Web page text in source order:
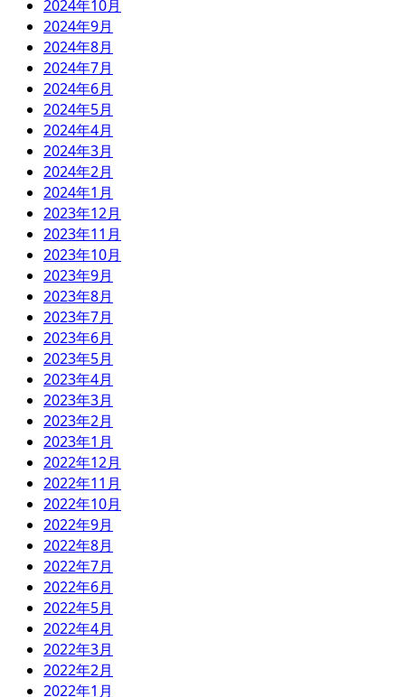
2024年10月
2024年9月
2024年8月
2024年7月
2024年6月
2024年5月
2024年4月
2024年3月
2024年2月
2024年1月
2023年12月
2023年11月
2023年10月
2023年9月
2023年8月
2023年7月
2023年6月
2023年5月
2023年4月
2023年3月
2023年2月
2023年1月
2022年12月
2022年11月
2022年10月
2022年9月
2022年8月
2022年7月
2022年6月
2022年5月
2022年4月
2022年3月
2022年2月
2022年1月